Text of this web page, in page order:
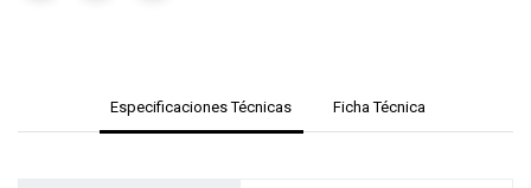
Especificaciones Técnicas Ficha Técnica